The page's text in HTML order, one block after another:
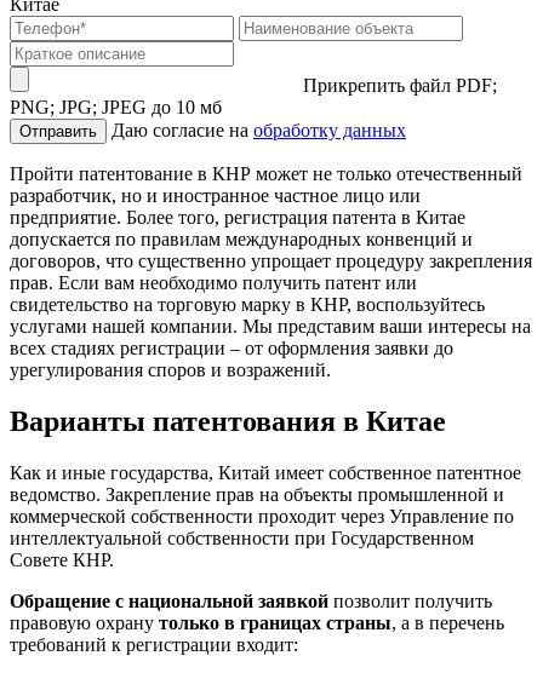
Прикрепить файл PDF;
PNG; JPG; JPEG до 10 мб
Отправить Даю согласие на обработку данных
Пройти патентование в КНР может не только отечественный
разработчик, но и иностранное частное лицо или
предприятие. Более того, регистрация патента в Китае
допускается по правилам международных конвенций и
договоров, что существенно упрощает процедуру закрепления
прав. Если вам необходимо получить патент или
свидетельство на торговую марку в КНР, воспользуйтесь
услугами нашей компании. Мы представим ваши интересы на
всех стадиях регистрации – от оформления заявки до
урегулирования споров и возражений.
Варианты патентования в Китае
Как и иные государства, Китай имеет собственное патентное
ведомство. Закрепление прав на объекты промышленной и
коммерческой собственности проходит через Управление по
интеллектуальной собственности при Государственном
Совете КНР.
Обращение с национальной заявкой позволит получить
правовую охрану только в границах страны, а в перечень
требований к регистрации входит: